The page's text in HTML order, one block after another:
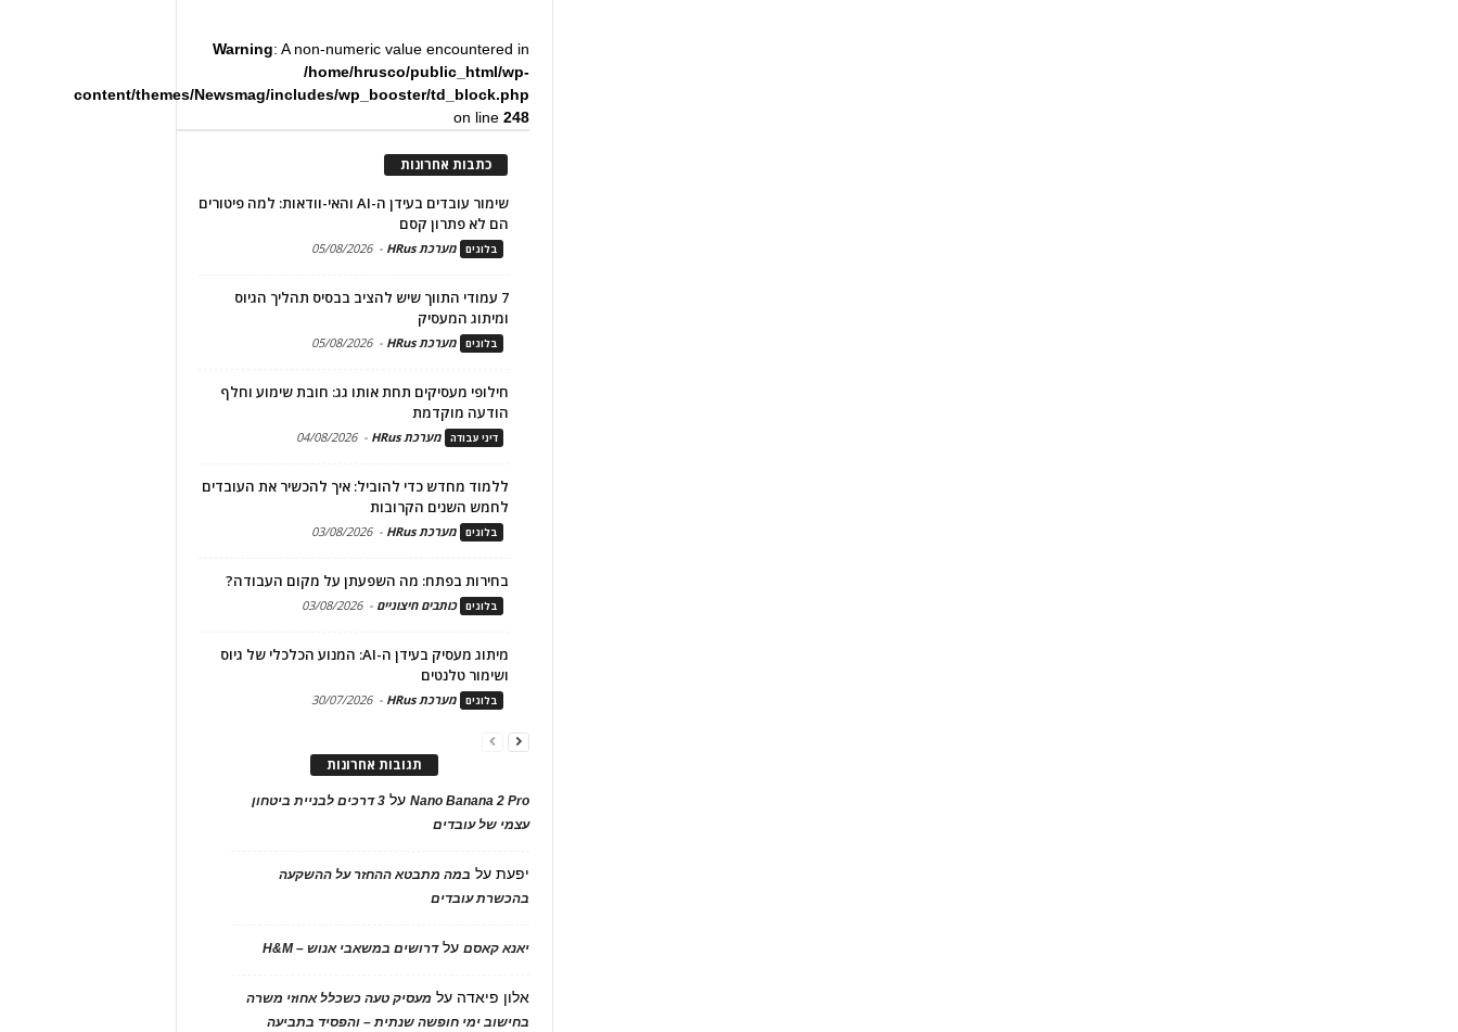
Warning: A non-numeric value encountered in
/home/hrusco/public_html/wp-
content/themes/Newsmag/includes/wp_booster/td_block.php
on line248
כתבות אחרונות
שימור עובדים בעידן ה-AI והאי-וודאות: למה פיטורים
הם לא פתרון קסם
בלוגים מערכת HRus -
05/08/2026
7 עמודי התווך שיש להציב בבסיס תהליך הגיוס
ומיתוג המעסיק
בלוגים מערכת HRus -
05/08/2026
חילופי מעסיקים תחת אותו גג: חובת שימוע וחלף
הודעה מוקדמת
דיני עבודה מערכת HRus -
04/08/2026
ללמוד מחדש כדי להוביל: איך להכשיר את העובדים
לחמש השנים הקרובות
בלוגים מערכת HRus -
03/08/2026
בחירות בפתח: מה השפעתן על מקום העבודה?
בלוגים כותבים חיצוניים -
03/08/2026
מיתוג מעסיק בעידן ה-AI: המנוע הכלכלי של גיוס
ושימור טלנטים
בלוגים מערכת HRus -
30/07/2026
תגובות אחרונות
Nano Banana 2 Proעל
3 דרכים לבניית ביטחון
עצמי של עובדים
יפעתעל במה מתבטא ההחזר על ההשקעה
בהכשרת עובדים
יאנא קאסםעלדרושים במשאבי אנוש – H&M
אלון פיאדה על מעסיק טעה כשכלל אחוזי משרה
בחישוב ימי חופשה שנתית – והפסיד בתביעה